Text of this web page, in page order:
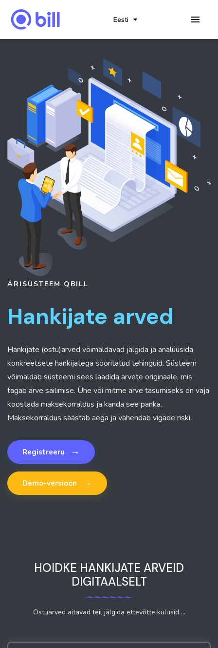
Eesti
ÄRISÜSTEEM QBILL
Hankijate arved
Hankijate (ostu)arved võimaldavad jälgida ja analüüsida
konkreetsete hankijatega sooritatud tehinguid. Süsteem
võimaldab süsteemi sees laadida arvete originaale, mis
tagab arve säilimise. Ühe või mitme arve tasumiseks on vaja
koostada maksekorraldus ja kanda see panka.
Maksekorraldus säästab aega ja vähendab vigade riski.
Registreeru →
Demo-versioon →
HOIDKE HANKIJATE ARVEID
DIGITAALSELT
Ostuarved aitavad teil jälgida ettevõtte kulusid ...